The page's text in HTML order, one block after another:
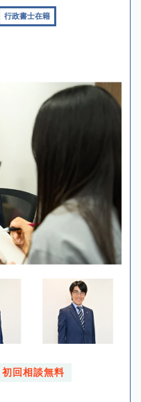
行政書士在籍
初回相談無料